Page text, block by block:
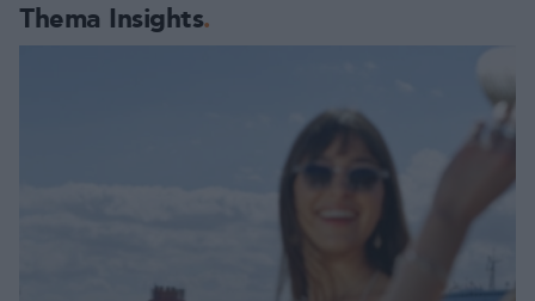
Thema Insights